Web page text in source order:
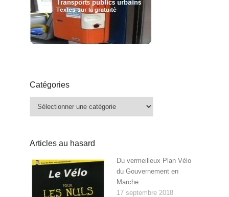
Catégories
Articles au hasard
Du vermeilleux Plan Vélo
du Gouvernement en
Marche
17 septembre 2018